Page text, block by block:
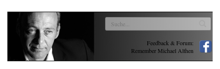
Feedback & Forum:
Remember Michael Althen